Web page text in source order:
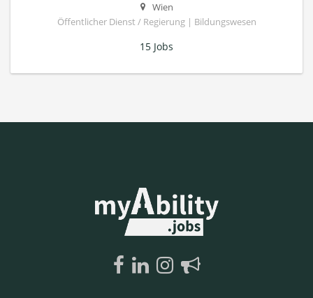
Wien
Öffentlicher Dienst / Regierung | Bildungswesen
15 Jobs